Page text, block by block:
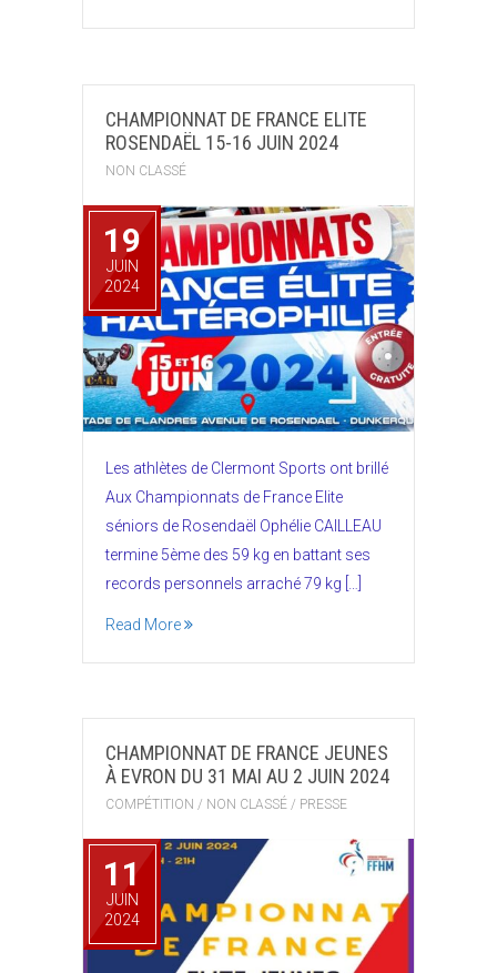
CHAMPIONNAT DE FRANCE ELITE
ROSENDAËL 15-16 JUIN 2024
NON CLASSÉ
19
JUIN
2024
Les athlètes de Clermont Sports ont brillé
Aux Championnats de France Elite
séniors de Rosendaël Ophélie CAILLEAU
termine 5ème des 59 kg en battant ses
records personnels arraché 79 kg […]
Read More
CHAMPIONNAT DE FRANCE JEUNES
À EVRON DU 31 MAI AU 2 JUIN 2024
COMPÉTITION / NON CLASSÉ / PRESSE
11
JUIN
2024